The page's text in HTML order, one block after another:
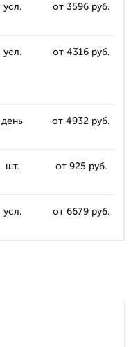
усл. от 3596 руб.
усл. от 4316 руб.
день от 4932 руб.
шт. от 925 руб.
усл. от 6679 руб.